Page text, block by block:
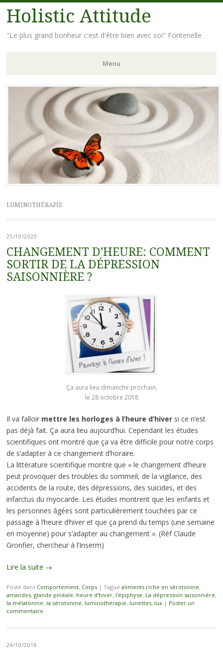
Holistic Attitude
"Le plus grand bonheur c'est d'être bien avec soi" Fontenelle
Menu
Aller
principal
LUMINOTHÉRAPIE
25/10/2020
CHANGEMENT D’HEURE: COMMENT
SORTIR DE LA DÉPRESSION
SAISONNIÈRE ?
Ça aura lieu dimanche prochain,
le 28 octobre 2018
Il va falloir mettre les horloges à l’heure d’hiversi ce n’est
pas déjà fait. Ça aura lieu aujourd’hui. Cependant les études
scientifiques ont montré que ça va être difficile pour notre corps
de s’adapter à ce changement d’horaire.
La littérature scientifique montre que « le changement d’heure
peut provoquer des troubles du sommeil, de la vigilance, des
accidents de la route, des dépressions, des suicides, et des
infarctus du myocarde. Les études montrent que les enfants et
les personnes âgées sont particulièrement touchées par ce
passage à l’heure d’hiver et que ça prend du temps (une semaine
en moyenne) pour s’adapter au changement ». (Réf Claude
Gronfier, chercheur à l’Inserm)
Lire la suite →
Posté dans Comportement, Corps | Tagué aliments riche en sérotonine,
amandes, glande pinéale, heure d'hiver, l'épiphyse, La dépression saisonnière,
la mélatonine, la sérotonine, luminothérapie, lunettes, lux | Poster un
commentaire
24/10/2018